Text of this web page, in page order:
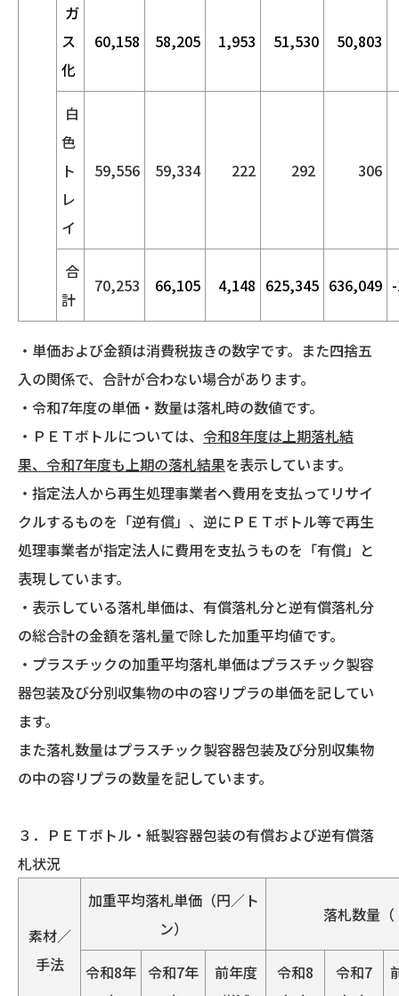
ガ
ス
化
60,158 58,205 1,953 51,530 50,803
白
色
ト
レ
イ
59,556 59,334 222 292 306
合
計
70,253 66,105 4,148 625,345 636,049
・単価および金額は消費税抜きの数字です。また四捨五
入の関係で、合計が合わない場合があります。
・令和7年度の単価・数量は落札時の数値です。
・ＰＥＴボトルについては、 令和8年度は上期落札結
果、令和7年度も上期の落札結果を表示しています。
・指定法人から再生処理事業者へ費用を支払ってリサイ
クルするものを「逆有償」、逆にＰＥＴボトル等で再生
処理事業者が指定法人に費用を支払うものを「有償」と
表現しています。
・表示している落札単価は、有償落札分と逆有償落札分
の総合計の金額を落札量で除した加重平均値です。
・プラスチックの加重平均落札単価はプラスチック製容
器包装及び分別収集物の中の容リプラの単価を記してい
ます。
また落札数量はプラスチック製容器包装及び分別収集物
の中の容リプラの数量を記しています。
３．ＰＥＴボトル・紙製容器包装の有償および逆有償落
札状況
素材／
手法
加重平均落札単価（円／ト
ン）
落札数量
令和8年 令和7年
前年度
令和8
令和7